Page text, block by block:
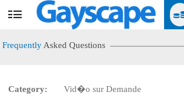
User
Frequently Asked Questions
Category:
Vid�o sur Demande